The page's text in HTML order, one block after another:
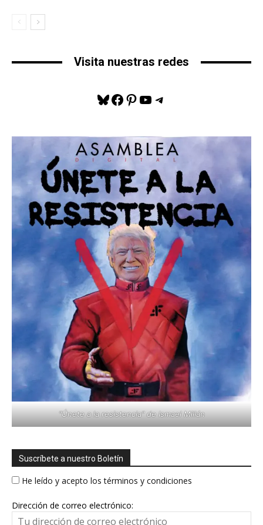
Visita nuestras redes
Bluesky
Facebook
Pinterest
YouTube
Telegram
"Únete a la resistencia" de Ismael Millán
Suscríbete a nuestro Boletín
He leído y acepto los términos y condiciones
Dirección de correo electrónico: